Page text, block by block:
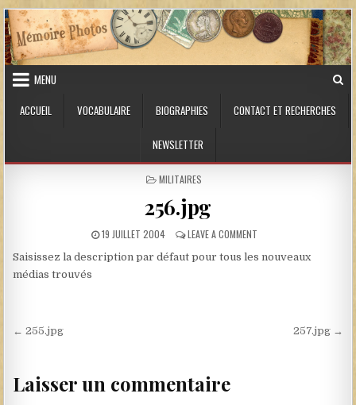
Skip to content
MENU
ACCUEIL
VOCABULAIRE BIOGRAPHIES CONTACT ET RECHERCHES
NEWSLETTER
POSTED IN
MILITAIRES
256.jpg
PUBLISHED DATE:
19 JUILLET 2004 LEAVE A COMMENTON 256.JPG
Saisissez la description par défaut pour tous les nouveaux
médias trouvés
Navigation de l’article
← 255.jpg 257.jpg →
Laisser un commentaire